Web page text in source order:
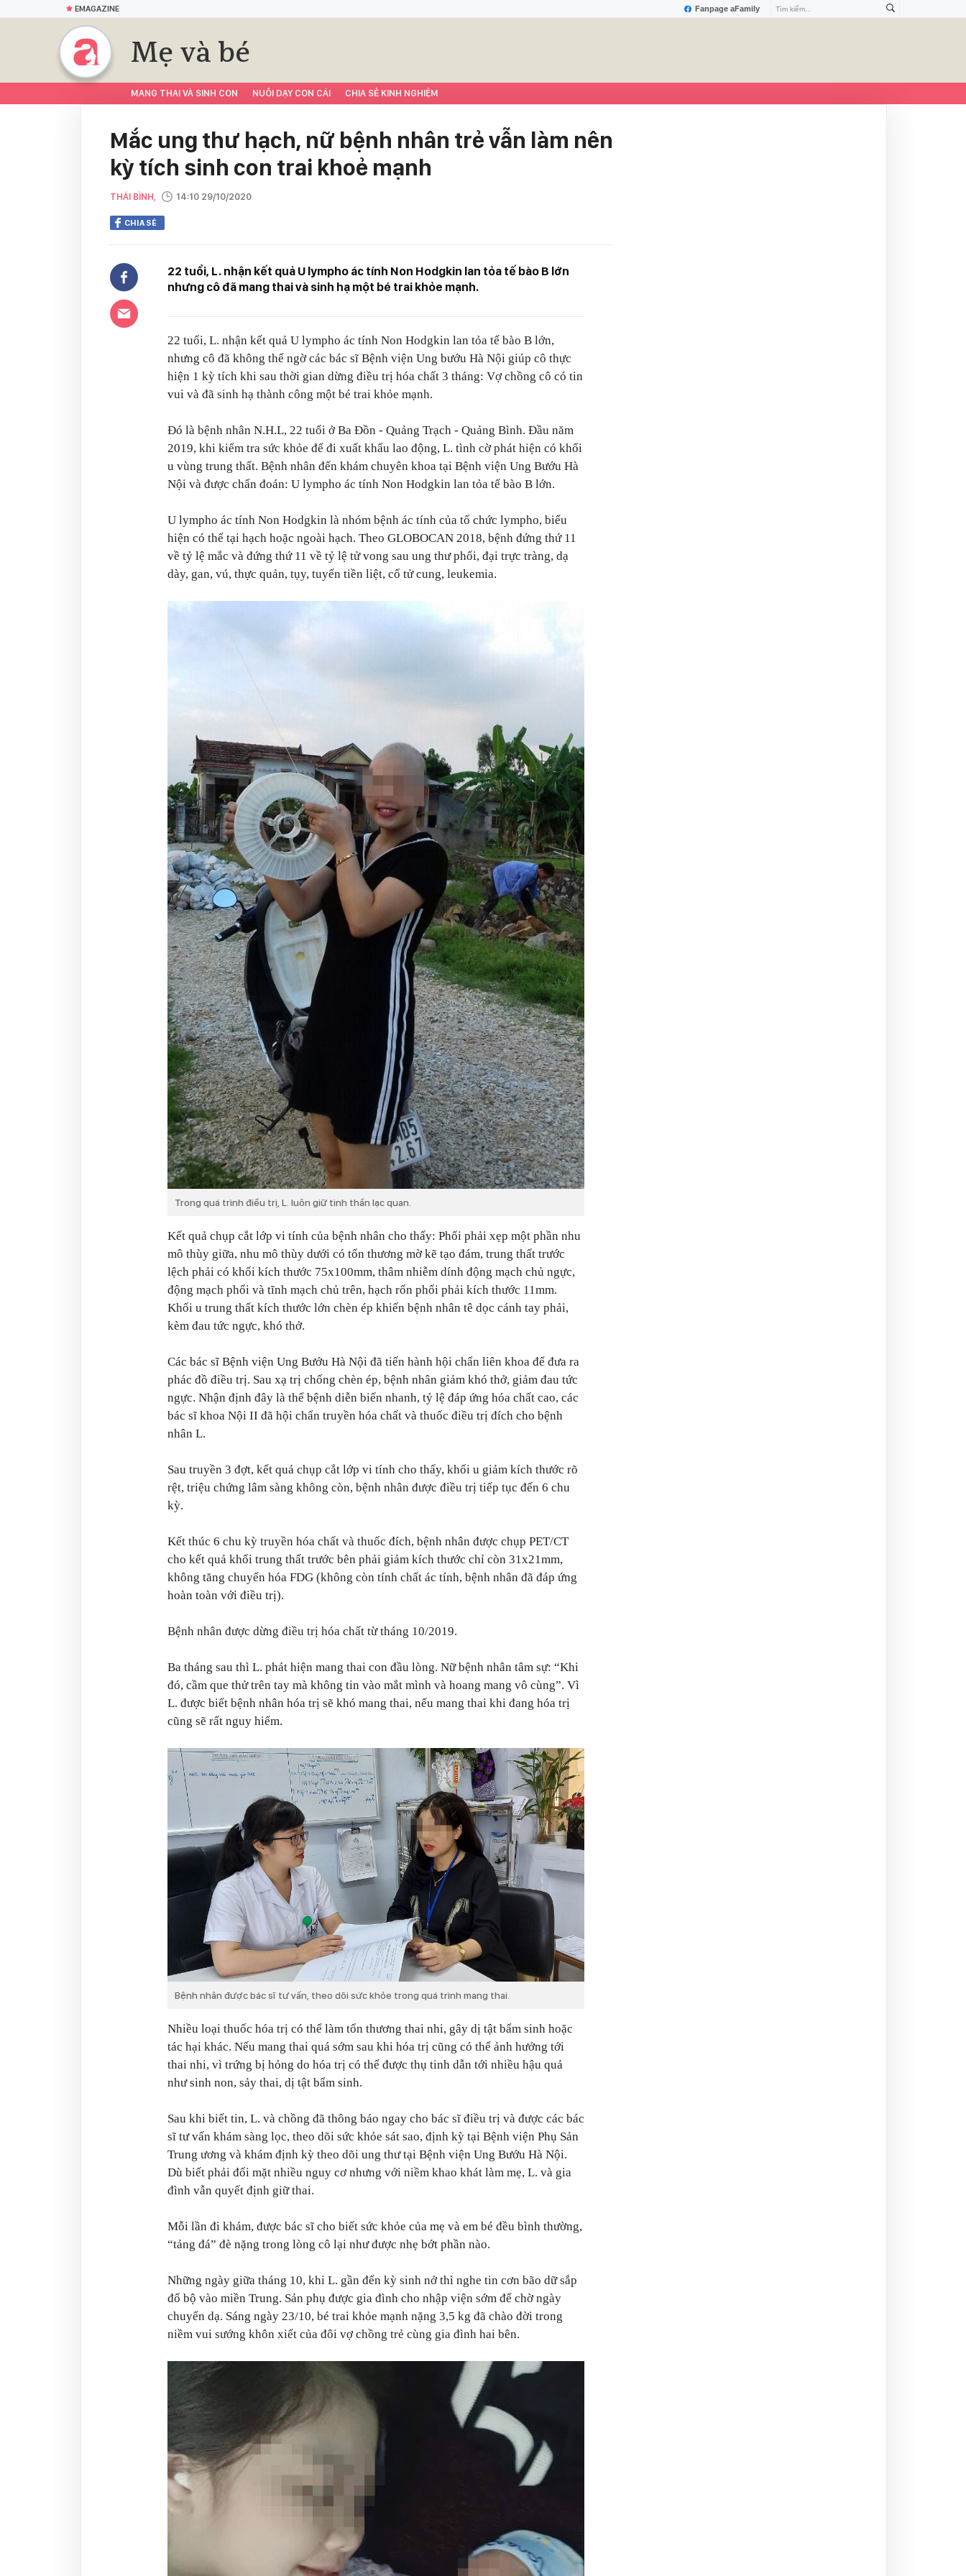
Fanpage aFamily
EMAGAZINE
Mẹ và bé
MANG THAI VÀ SINH CON NUÔI DẠY CON CÁI CHIA SẺ KINH NGHIỆM
Mắc ung thư hạch, nữ bệnh nhân trẻ vẫn làm nên
kỳ tích sinh con trai khoẻ mạnh
THÁI BÌNH, 14:10 29/10/2020
CHIA SẺ
22 tuổi, L. nhận kết quả U lympho ác tính Non Hodgkin lan tỏa tế bào B lớn
nhưng cô đã mang thai và sinh hạ một bé trai khỏe mạnh.
22 tuổi, L. nhận kết quả U lympho ác tính Non Hodgkin lan tỏa tế bào B lớn,
nhưng cô đã không thể ngờ các bác sĩ Bệnh viện Ung bướu Hà Nội giúp cô thực
hiện 1 kỳ tích khi sau thời gian dừng điều trị hóa chất 3 tháng: Vợ chồng cô có tin
vui và đã sinh hạ thành công một bé trai khỏe mạnh.
Đó là bệnh nhân N.H.L, 22 tuổi ở Ba Đồn - Quảng Trạch - Quảng Bình. Đầu năm
2019, khi kiểm tra sức khỏe để đi xuất khẩu lao động, L. tình cờ phát hiện có khối
u vùng trung thất. Bệnh nhân đến khám chuyên khoa tại Bệnh viện Ung Bướu Hà
Nội và được chẩn đoán: U lympho ác tính Non Hodgkin lan tỏa tế bào B lớn.
U lympho ác tính Non Hodgkin là nhóm bệnh ác tính của tổ chức lympho, biểu
hiện có thể tại hạch hoặc ngoài hạch. Theo GLOBOCAN 2018, bệnh đứng thứ 11
về tỷ lệ mắc và đứng thứ 11 về tỷ lệ tử vong sau ung thư phổi, đại trực tràng, dạ
dày, gan, vú, thực quản, tụy, tuyến tiền liệt, cổ tử cung, leukemia.
Trong quá trình điều trị, L. luôn giữ tinh thần lạc quan.
Kết quả chụp cắt lớp vi tính của bệnh nhân cho thấy: Phổi phải xẹp một phần nhu
mô thùy giữa, nhu mô thùy dưới có tổn thương mờ kẽ tạo đám, trung thất trước
lệch phải có khối kích thước 75x100mm, thâm nhiễm dính động mạch chủ ngực,
động mạch phổi và tĩnh mạch chủ trên, hạch rốn phổi phải kích thước 11mm.
Khối u trung thất kích thước lớn chèn ép khiến bệnh nhân tê dọc cánh tay phải,
kèm đau tức ngực, khó thở.
Các bác sĩ Bệnh viện Ung Bướu Hà Nội đã tiến hành hội chẩn liên khoa để đưa ra
phác đồ điều trị. Sau xạ trị chống chèn ép, bệnh nhân giảm khó thở, giảm đau tức
ngực. Nhận định đây là thể bệnh diễn biến nhanh, tỷ lệ đáp ứng hóa chất cao, các
bác sĩ khoa Nội II đã hội chẩn truyền hóa chất và thuốc điều trị đích cho bệnh
nhân L.
Sau truyền 3 đợt, kết quả chụp cắt lớp vi tính cho thấy, khối u giảm kích thước rõ
rệt, triệu chứng lâm sàng không còn, bệnh nhân được điều trị tiếp tục đến 6 chu
kỳ.
Kết thúc 6 chu kỳ truyền hóa chất và thuốc đích, bệnh nhân được chụp PET/CT
cho kết quả khối trung thất trước bên phải giảm kích thước chỉ còn 31x21mm,
không tăng chuyển hóa FDG (không còn tính chất ác tính, bệnh nhân đã đáp ứng
hoàn toàn với điều trị).
Bệnh nhân được dừng điều trị hóa chất từ tháng 10/2019.
Ba tháng sau thì L. phát hiện mang thai con đầu lòng. Nữ bệnh nhân tâm sự: “Khi
đó, cầm que thử trên tay mà không tin vào mắt mình và hoang mang vô cùng”. Vì
L. được biết bệnh nhân hóa trị sẽ khó mang thai, nếu mang thai khi đang hóa trị
cũng sẽ rất nguy hiểm.
Bệnh nhân được bác sĩ tư vấn, theo dõi sức khỏe trong quá trình mang thai.
Nhiều loại thuốc hóa trị có thể làm tổn thương thai nhi, gây dị tật bẩm sinh hoặc
tác hại khác. Nếu mang thai quá sớm sau khi hóa trị cũng có thể ảnh hưởng tới
thai nhi, vì trứng bị hỏng do hóa trị có thể được thụ tinh dẫn tới nhiều hậu quả
như sinh non, sảy thai, dị tật bẩm sinh.
Sau khi biết tin, L. và chồng đã thông báo ngay cho bác sĩ điều trị và được các bác
sĩ tư vấn khám sàng lọc, theo dõi sức khỏe sát sao, định kỳ tại Bệnh viện Phụ Sản
Trung ương và khám định kỳ theo dõi ung thư tại Bệnh viện Ung Bướu Hà Nội.
Dù biết phải đối mặt nhiều nguy cơ nhưng với niềm khao khát làm mẹ, L. và gia
đình vẫn quyết định giữ thai.
Mỗi lần đi khám, được bác sĩ cho biết sức khỏe của mẹ và em bé đều bình thường,
“tảng đá” đè nặng trong lòng cô lại như được nhẹ bớt phần nào.
Những ngày giữa tháng 10, khi L. gần đến kỳ sinh nở thì nghe tin cơn bão dữ sắp
đổ bộ vào miền Trung. Sản phụ được gia đình cho nhập viện sớm để chờ ngày
chuyển dạ. Sáng ngày 23/10, bé trai khỏe mạnh nặng 3,5 kg đã chào đời trong
niềm vui sướng khôn xiết của đôi vợ chồng trẻ cùng gia đình hai bên.